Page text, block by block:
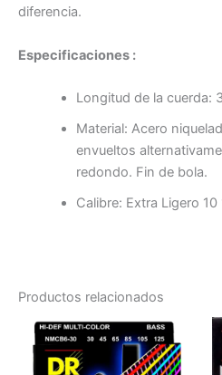
diferencia.
Especificaciones :
Longitud de la cuerda:
Material: Acero
envueltos
redondo. Fin de bola.
Calibre: Extra Ligero
Productos relacionados